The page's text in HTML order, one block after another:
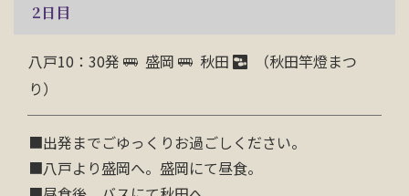
2日目
八戸10：30発 盛岡 秋田
（秋田竿燈まつ
り）
■出発までごゆっくりお過ごしください。
■八戸より盛岡へ。盛岡にて昼食。